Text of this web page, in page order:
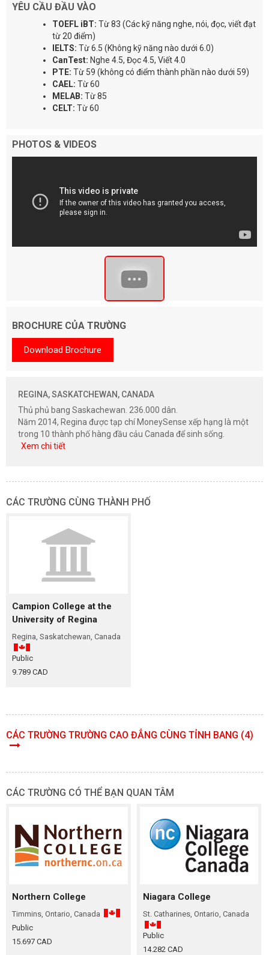
YÊU CẦU ĐẦU VÀO
TOEFL iBT: Từ 83 (Các kỹ năng nghe, nói, đọc, viết đạt
từ 20 điểm)
IELTS: Từ 6.5 (Không kỹ năng nào dưới 6.0)
CanTest: Nghe 4.5, Đọc 4.5, Viết 4.0
PTE: Từ 59 (không có điểm thành phần nào dưới 59)
CAEL: Từ 60
MELAB: Từ 85
CELT: Từ 60
PHOTOS & VIDEOS
BROCHURE CỦA TRƯỜNG
Download Brochure
REGINA, SASKATCHEWAN, CANADA
Thủ phủ bang Saskachewan. 236.000 dân.
Năm 2014, Regina được tạp chí MoneySense xếp hạng là một
trong 10 thành phố hàng đầu cảu Canada để sinh sống.
Xem chi tiết
CÁC TRƯỜNG CÙNG THÀNH PHỐ
Campion College at the
University of Regina
Regina, Saskatchewan, Canada
Public
9.789 CAD
CÁC TRƯỜNG TRƯỜNG CAO ĐẲNG CÙNG TỈNH BANG (4)
CÁC TRƯỜNG CÓ THỂ BẠN QUAN TÂM
Northern College
Timmins, Ontario, Canada
Public
15.697 CAD
Niagara College
St. Catharines, Ontario, Canada
Public
14.282 CAD